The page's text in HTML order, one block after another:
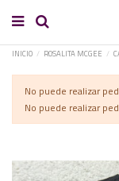
INICIO ROSALITA MCGEE
No puede realizar
No puede realizar